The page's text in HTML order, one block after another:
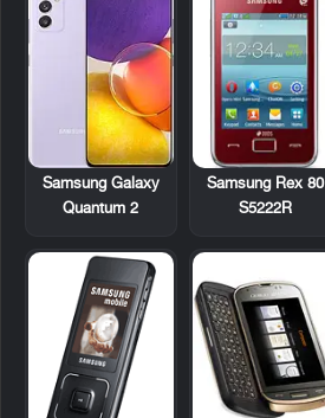
Samsung Rex 80
S5222R
Samsung Galaxy
Quantum 2